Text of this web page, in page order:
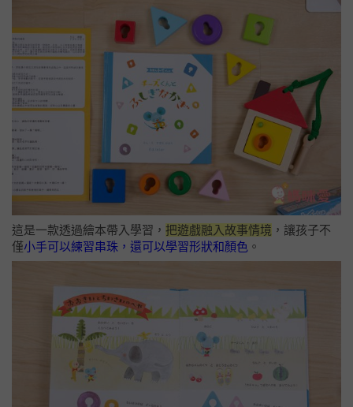
這是一款透過繪本帶入學習， 把遊戲融入故事情境 ，讓孩子不
僅小手可以練習串珠，還可以學習形狀和顏色 。